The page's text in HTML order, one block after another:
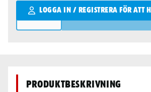
LOGGA IN / REGISTRERA FÖR ATT
Qantity
Produktbeskrivning